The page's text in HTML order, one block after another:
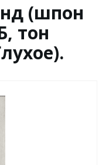
(шпон
тон